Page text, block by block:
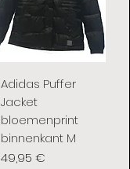
Adidas Puffer
Jacket
bloemenprint
binnenkant M
Preis
49,95 €